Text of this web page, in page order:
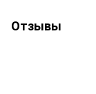
Отзывы